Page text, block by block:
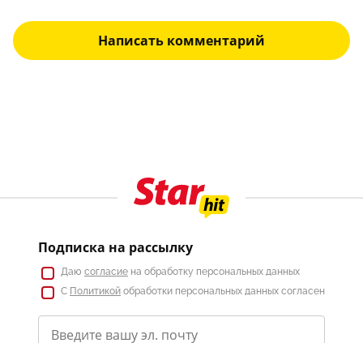
Написать комментарий
Подписка на рассылку
Даю согласие на обработку персональных данных
С Политикой обработки персональных данных согласен